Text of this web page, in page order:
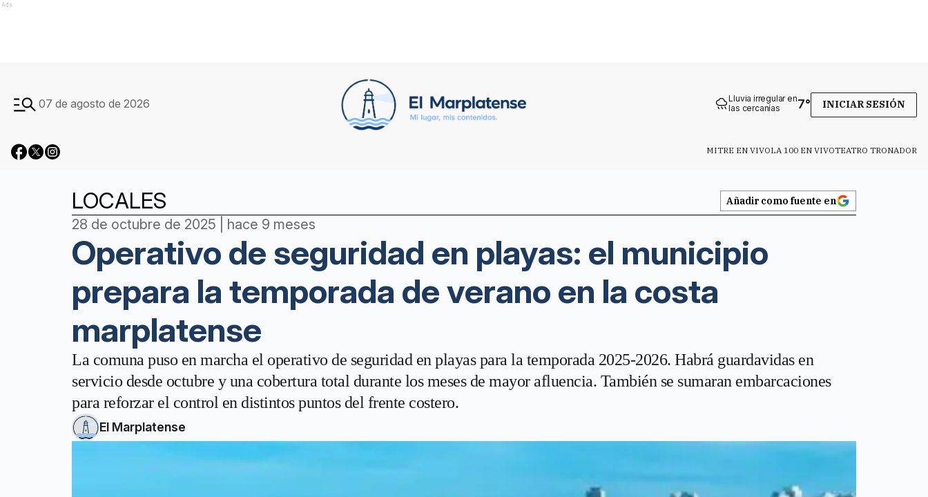
Ads
07 de agosto de 2026
Lluvia irregular en
las cercanías
7° INICIAR SESIÓN
MITRE EN VIVOLA 100 EN VIVOTEATRO TRONADOR
LOCALES Añadir como fuente en
28 de octubre de 2025 | hace 9 meses
Operativo de seguridad en playas: el municipio
prepara la temporada de verano en la costa
marplatense
La comuna puso en marcha el operativo de seguridad en playas para la temporada 2025-2026. Habrá guardavidas en
servicio desde octubre y una cobertura total durante los meses de mayor afluencia. También se sumaran embarcaciones
para reforzar el control en distintos puntos del frente costero.
El Marplatense